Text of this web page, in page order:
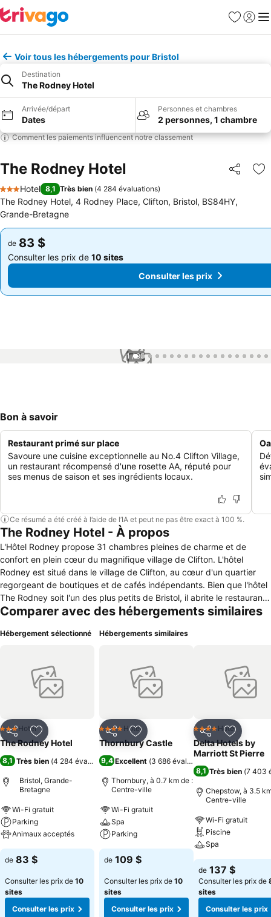
Favoris
Se
Voir tous les hébergements pour Bristol
Destination
The Rodney Hotel
Arrivée/départ
Dates
Personnes et chambres
2 personnes, 1 chambre
Comment les paiements influencent notre classement
The Rodney Hotel Partager
3 Étoiles
Hotel 8,1 Très bien (4 284 évaluations)
The Rodney Hotel, 4 Rodney Place, Clifton, Bristol, BS84HY,
Grande-Bretagne
de 83 $
Consulter les prix de 10 sites
Consulter les prix
de 83 $
Consulter les prix de 10 sites
Consulter les prix
1 / 95
Bon à savoir
Restaurant primé sur place
Savoure une cuisine exceptionnelle au No.4 Clifton Village,
un restaurant récompensé d'une rosette AA, réputé pour
ses menus de saison et ses ingrédients locaux.
Ce résumé a été créé à l’aide de l’IA et peut ne pas être exact à 100 %.
The Rodney Hotel - À propos
L'Hôtel Rodney propose 31 chambres pleines de charme et de
confort en plein cœur du magnifique village de Clifton. L'hôtel
Rodney est situé dans le village de Clifton, au cœur d'un quartier
regorgeant de boutiques et de cafés indépendants. Bien que l'hôtel
The Rodney soit l'un des plus petits de Bristol, il abrite le restaurant
No.4, récompensé d'une rosette AA, ainsi qu'un bar chaleureux.
confortable et agréable.
Comparer avec des hébergements similaires
Hébergement sélectionné
PartagerAjouter à mes favoris
3 ÉtoilesHotel
The Rodney Hotel
8,1 Très bien (4 284 évaluations)
Bristol, Grande-
Bretagne
Wi-Fi gratuit
Parking
Animaux acceptés
de 83 $
Consulter les prix de 10
sites
Consulter les prix
Hébergements similaires
PartagerAjouter à mes favoris
4 ÉtoilesHotel
Thornbury Castle
9,4 Excellent (3 686 évaluations
Thornbury, à 0.7 km de :
Centre-ville
Wi-Fi gratuit
Spa
Parking
de 109 $
Consulter les prix de 10
sites
Consulter les prix
PartagerAjouter
4 ÉtoilesHotel
Delta Hotels by
Marriott St Pierre
8,1 Très bien (7 403
Chepstow, à 3.5
Centre-ville
Wi-Fi gratuit
Piscine
Spa
de 137 $
Consulter les prix de
sites
Consulter les prix